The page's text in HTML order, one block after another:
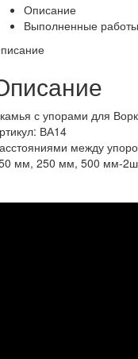
Описание
Выполненные работы
с упорами для
ВА14
между
мм, 250 мм, 500 мм-